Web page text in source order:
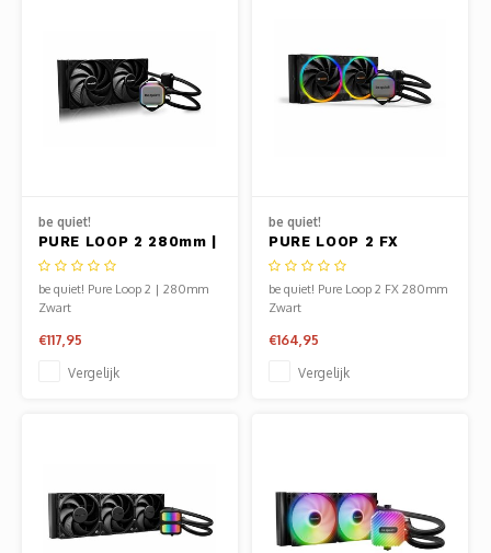
be quiet!
PURE LOOP 2 280mm |
All-in-One CPU
Waterkoeler | Zwart
be quiet! Pure Loop 2 | 280mm
Zwart
€117,95
Vergelijk
be quiet!
PURE LOOP 2 FX
280mm | All-in-One
CPU Waterkoeler |
Zwart
be quiet! Pure Loop 2 FX 280mm
Zwart
€164,95
Vergelijk